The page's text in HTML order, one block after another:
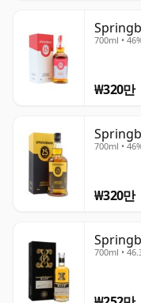
700ml •
₩320만
700ml •
₩320만
700ml •